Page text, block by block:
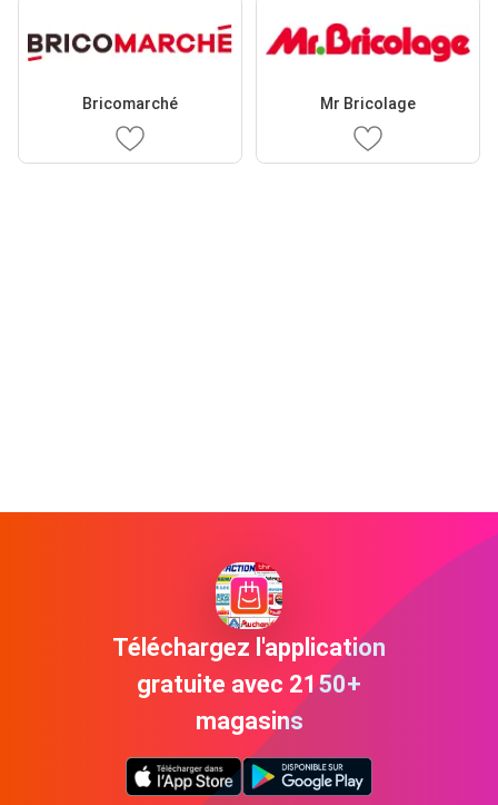
Bricomarché Mr Bricolage
Téléchargez l'application
gratuite avec 2150+
magasins